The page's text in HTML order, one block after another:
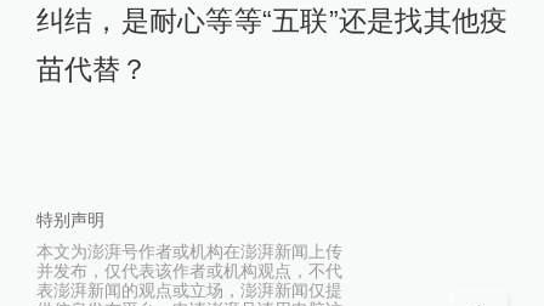
纠结，是耐心等等“五联”还是找其他疫
苗代替？
特别声明
本文为澎湃号作者或机构在澎湃新闻上传
并发布，仅代表该作者或机构观点，不代
表澎湃新闻的观点或立场，澎湃新闻仅提